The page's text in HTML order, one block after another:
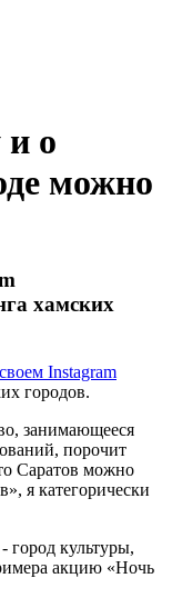
о
можно
хамских
своем Instagram
городов.
занимающееся
порочит
Саратов можно
я категорически
город культуры,
акцию «Ночь